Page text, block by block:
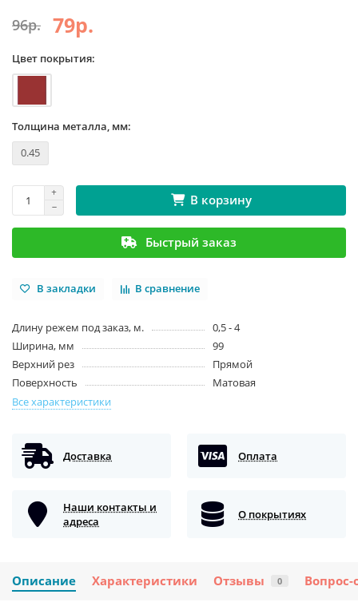
96р. 79р.
Цвет покрытия:
Толщина металла, мм:
0.45
В корзину
Быстрый заказ
В закладки В сравнение
Длину режем под заказ, м.
0,5 - 4
Ширина, мм
99
Верхний рез
Прямой
Поверхность
Матовая
Все характеристики
Доставка Оплата
Наши контакты и
адреса
О покрытиях
Описание Характеристики Отзывы 0 Вопрос-